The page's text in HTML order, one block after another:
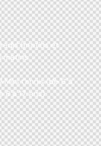
(matins et
matins
Mini tennis (de 6 à
8 à 17 ans)